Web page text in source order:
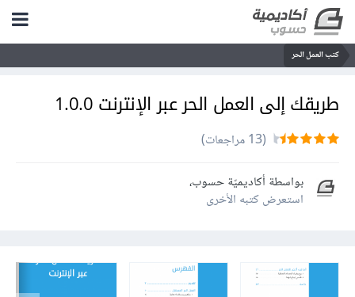
كتب العمل الحر
طريقك إلى العمل الحر عبر الإنترنت 1.0.0
(13 مراجعات)
بواسطة أكاديميّة حسوب،
استعرض كتبه الأخرى